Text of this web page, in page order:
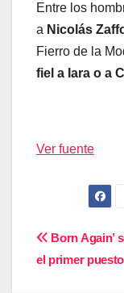
Entre los
a Nicolás
Fierro de la
fiel a Iara o a
Ver fuente
de
Born Again’
el primer puesto